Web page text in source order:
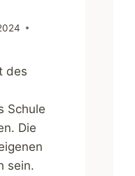
des
Schule
Die
sein.